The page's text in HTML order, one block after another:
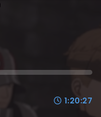
1:20:27